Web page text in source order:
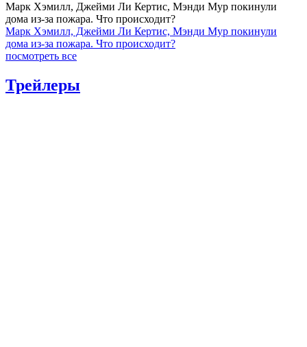
Марк Хэмилл, Джейми Ли Кертис, Мэнди Мур покинули
дома из-за пожара. Что происходит?
Марк Хэмилл, Джейми Ли Кертис, Мэнди Мур покинули
дома из-за пожара. Что происходит?
посмотреть все
Трейлеры